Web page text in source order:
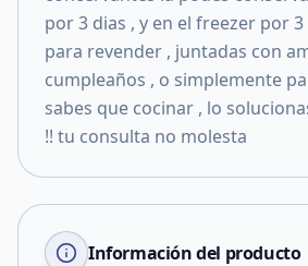
por 3 dias , y en el freezer por 3
para revender , juntadas con
cumpleaños , o simplemente
sabes que cocinar , lo
!! tu consulta no molesta
Información del producto